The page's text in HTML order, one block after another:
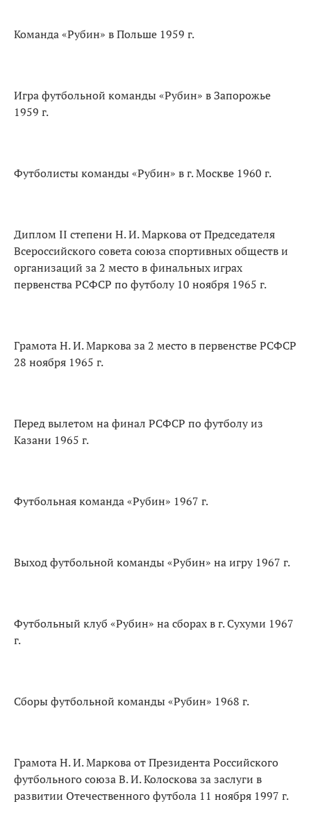
Команда «Рубин» в Польше 1959 г.
Игра футбольной команды «Рубин» в Запорожье
1959 г.
Футболисты команды «Рубин» в г. Москве 1960 г.
Диплом II степени Н. И. Маркова от Председателя
Всероссийского совета союза спортивных обществ и
организаций за 2 место в финальных играх
первенства РСФСР по футболу 10 ноября 1965 г.
Грамота Н. И. Маркова за 2 место в первенстве РСФСР
28 ноября 1965 г.
Перед вылетом на финал РСФСР по футболу из
Казани 1965 г.
Футбольная команда «Рубин» 1967 г.
Выход футбольной команды «Рубин» на игру 1967 г.
Футбольный клуб «Рубин» на сборах в г. Сухуми 1967
г.
Сборы футбольной команды «Рубин» 1968 г.
Грамота Н. И. Маркова от Президента Российского
футбольного союза В. И. Колоскова за заслуги в
развитии Отечественного футбола 11 ноября 1997 г.